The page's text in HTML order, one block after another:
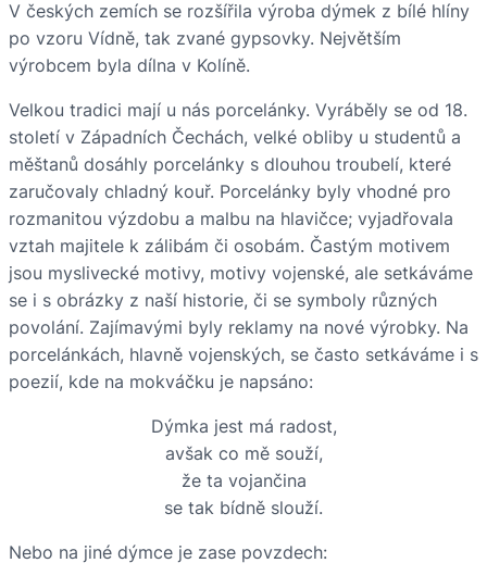
V českých zemích se rozšířila výroba dýmek z bílé hlíny
po vzoru Vídně, tak zvané gypsovky. Největším
výrobcem byla dílna v Kolíně.
Velkou tradici mají u nás porcelánky. Vyráběly se od 18.
století v Západních Čechách, velké obliby u studentů a
měštanů dosáhly porcelánky s dlouhou troubelí, které
zaručovaly chladný kouř. Porcelánky byly vhodné pro
rozmanitou výzdobu a malbu na hlavičce; vyjadřovala
vztah majitele k zálibám či osobám. Častým motivem
jsou myslivecké motivy, motivy vojenské, ale setkáváme
se i s obrázky z naší historie, či se symboly různých
povolání. Zajímavými byly reklamy na nové výrobky. Na
porcelánkách, hlavně vojenských, se často setkáváme i s
poezií, kde na mokváčku je napsáno:
Dýmka jest má radost,
avšak co mě souží,
že ta vojančina
se tak bídně slouží.
Nebo na jiné dýmce je zase povzdech: